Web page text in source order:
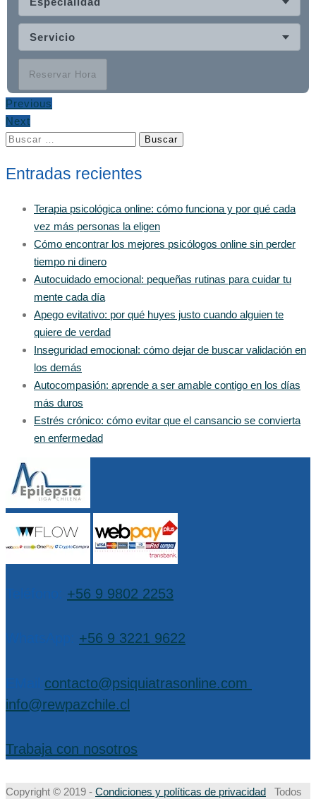
Servicio
Reservar Hora
Previous
Next
Buscar:
Entradas recientes
Terapia psicológica online: cómo funciona y por qué cada
vez más personas la eligen
Cómo encontrar los mejores psicólogos online sin perder
tiempo ni dinero
Autocuidado emocional: pequeñas rutinas para cuidar tu
mente cada día
Apego evitativo: por qué huyes justo cuando alguien te
quiere de verdad
Inseguridad emocional: cómo dejar de buscar validación en
los demás
Autocompasión: aprende a ser amable contigo en los días
más duros
Estrés crónico: cómo evitar que el cansancio se convierta
en enfermedad
+56 9 9802 2253
+56 9 3221 9622
contacto@psiquiatrasonline.com
info@rewpazchile.cl
Trabaja con nosotros
Copyright © 2019 - Condiciones y políticas de privacidad Todos